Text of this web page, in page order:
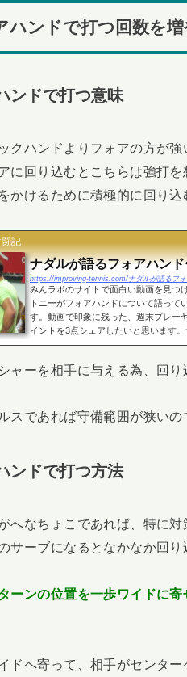
ハンドで打つ回数を
ンドで打つ意味
クハンドよりフォアの方が
に回り込むとこちらは強打
かけるために積極的に回り込
記
ナダルが語るフォアハン
https://improving-tennis.com/ナダルが語るフ
みんラボのサイトで面白い動画を見つ
トニーがフォアハンドについて語っ
す。動画で印象に残った、週末プレー
イントを3点シェアしたいと思います。
ャーを相手に与える為、回り
スであれば守備範囲が狭い
ンドで打つ方法
へなちょこであれば、特に
サーブになるとなかなか回り
ーンの位置を一歩ワイドに寄
ドへ寄って、相手がセンタ